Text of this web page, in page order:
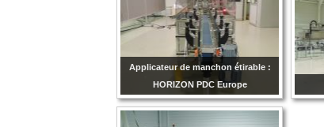
Applicateur de manchon étirable :
HORIZON PDC Europe